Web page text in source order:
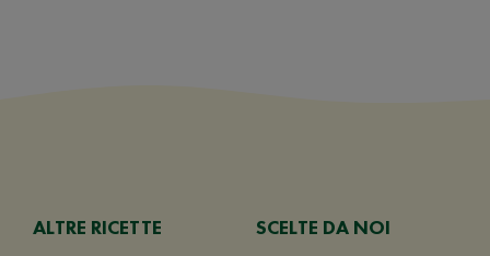
ALTRE RICETTE SCELTE DA NOI